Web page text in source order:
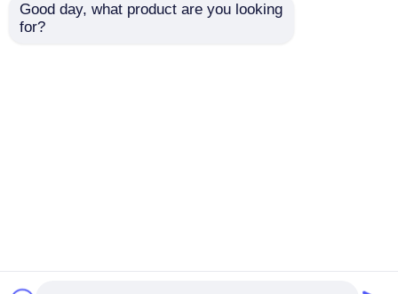
Good day, what product are you looking
for?